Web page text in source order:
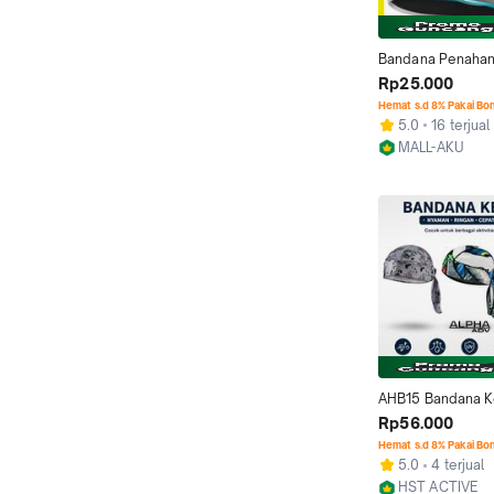
Bandana
Saat Olahraga
Elastic Hairbands
Rp25.000
Hemat s.d 8% Pakai
5.0
16 terjual
MALL-AKU
AHB15 Bandana
Kepala Pria
Sport Breathable
Cepat Kering Ikat
Sepeda Lari
Rp56.000
Hemat s.d 8% Pakai
5.0
4 terjual
HST ACTIVE